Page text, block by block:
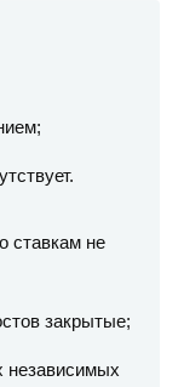
ставкам не
закрытые;
независимых